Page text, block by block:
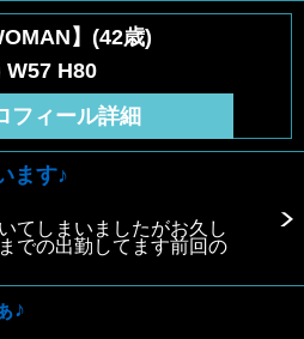
】(42歳)
W57 H80
フィール詳細
ます♪
てしまいましたがお久し
での出勤してます前回の
♪